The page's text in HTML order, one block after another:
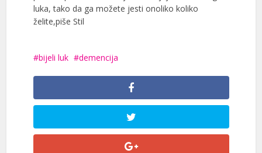
luka, tako da ga možete jesti onoliko koliko
želite,piše Stil
bijeli luk demencija